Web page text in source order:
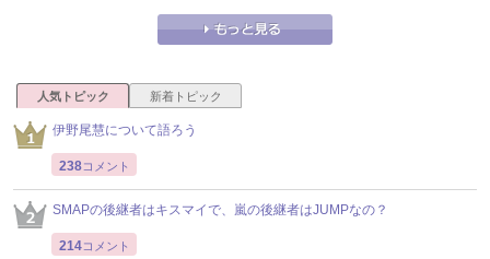
人気トピック 新着トピック
伊野尾慧について語ろう
238コメント
SMAPの後継者はキスマイで、嵐の後継者はJUMPなの？
214コメント